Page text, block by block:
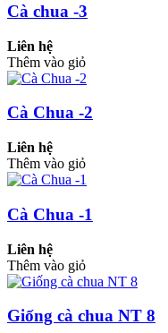
Cà chua -3
Liên hệ
Thêm vào giỏ
Cà Chua -2
Liên hệ
Thêm vào giỏ
Cà Chua -1
Liên hệ
Thêm vào giỏ
Giống cà chua NT 8